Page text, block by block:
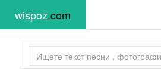
wispoz.com